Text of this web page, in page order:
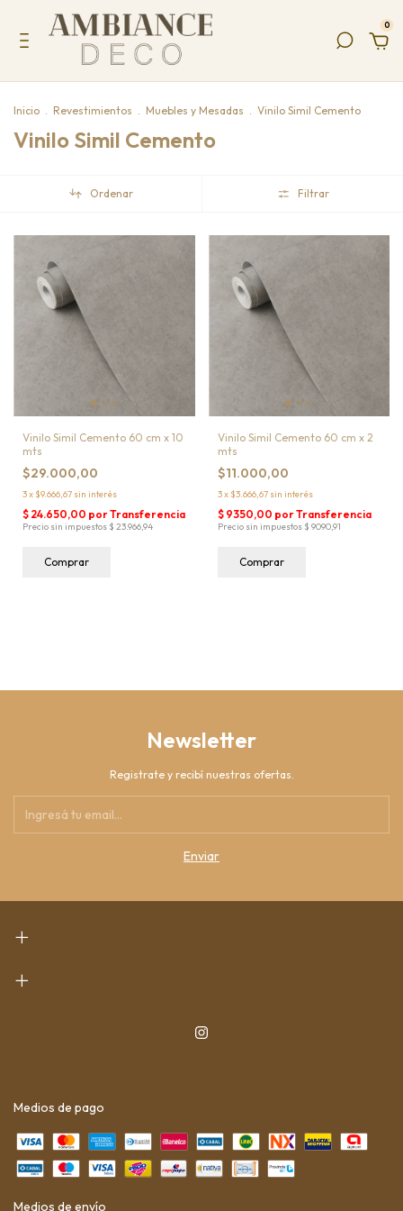
0
Inicio . Revestimientos . Muebles y Mesadas . Vinilo Simil Cemento
Vinilo Simil Cemento
Ordenar Filtrar
Vinilo Simil Cemento 60 cm x 10
mts
$29.000,00
3x $9.666,67 sin interés
Vinilo Simil Cemento 60 cm x 2
mts
$11.000,00
3x $3.666,67 sin interés
Newsletter
Registrate y recibí nuestras ofertas.
Medios de pago
Medios de envío